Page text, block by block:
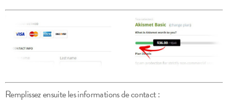
Remplissez ensuite les informations de contact :